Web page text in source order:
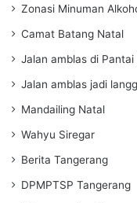
Zonasi Minuman
Camat Batang Natal
Jalan amblas di Pantai
Jalan amblas jadi
Mandailing Natal
Wahyu Siregar
Berita Tangerang
DPMPTSP Tangerang